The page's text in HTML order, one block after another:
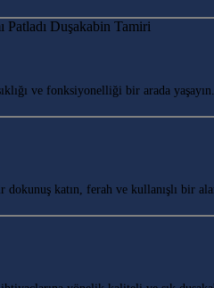
ve fonksiyonelliği bir arada
katın, ferah ve kullanışlı bir